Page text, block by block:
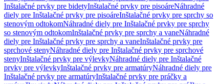
Inštalačné prvky pre bidetyInštalačné prvky pre pisoáreNáhradné
diely pre Inštalačné prvky pre pisoáreInštalačné prvky pre sprchy so
stenovým odtokomNáhradné diely pre Inštalačné prvky pre sprchy
so stenovým odtokomInštalačné prvky pre sprchy a vaneNáhradné
diely pre Inštalačné prvky pre sprchy a vaneInštalačné prvky pre
sprchové stenyNáhradné diely pre Inštalačné prvky pre sprchové
stenyInštalačné prvky pre výlevkyNáhradné diely pre Inštalačné
prvky pre výlevkyInštalačné prvky pre armatúryNáhradné diely pre
Inštalačné prvky pre armatúryInštalačné prvky pre práčky a